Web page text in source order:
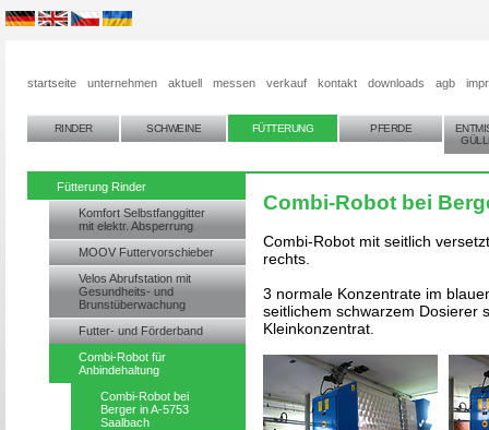
startseite unternehmen aktuell messen verkauf kontakt downloads agb
RINDER SCHWEINE FÜTTERUNG PFERDE
Fütterung Rinder
Komfort Selbstfanggitter
mit elektr. Absperrung
MOOV Futtervorschieber
Velos Abrufstation mit
Gesundheits- und
Brunstüberwachung
Futter- und Förderband
Combi-Robot für
Anbindehaltung
Combi-Robot bei
Berger in A-5753
Saalbach
Combi-Robot bei
Combi-Robot mit seitlich
rechts.
3 normale Konzentrate im
seitlichem schwarzem Dosierer
Kleinkonzentrat.